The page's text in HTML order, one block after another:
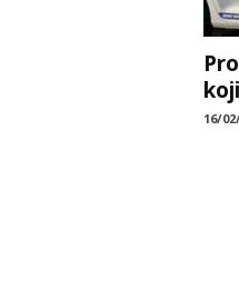
16/